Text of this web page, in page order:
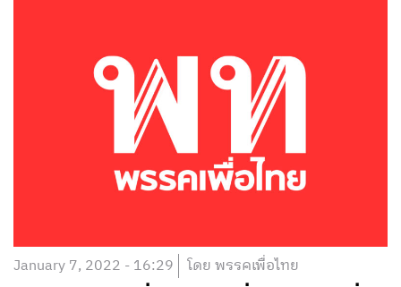
January 7, 2022 - 16:29 โดย พรรคเพื่อไทย